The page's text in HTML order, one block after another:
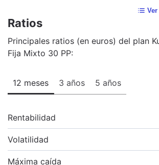
Ratios
Principales ratios (en euros) del plan
Fija Mixto 30 PP:
12 meses 3 años 5 años
Rentabilidad
Volatilidad
Máxima caída